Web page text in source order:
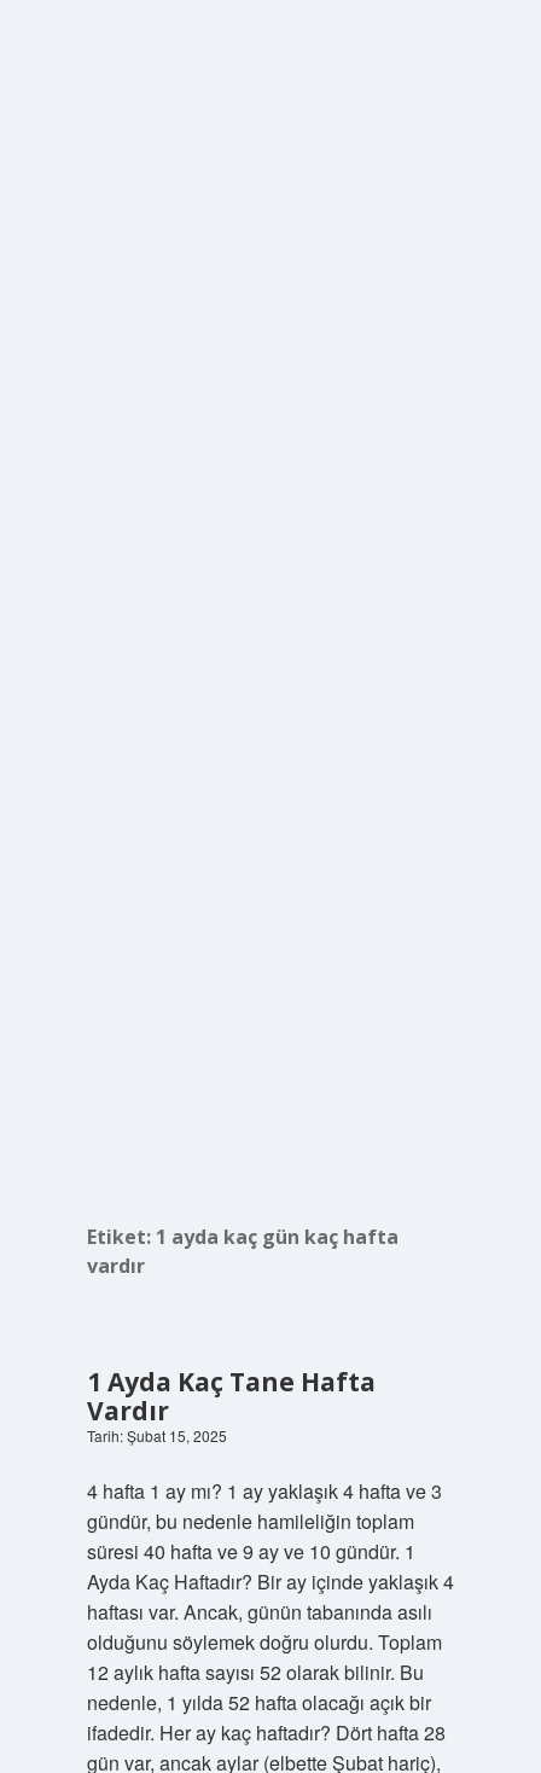
Etiket: 1 ayda kaç gün kaç hafta
vardır
1 Ayda Kaç Tane Hafta
Vardır
Tarih: Şubat 15, 2025
4 hafta 1 ay mı? 1 ay yaklaşık 4 hafta ve 3
gündür, bu nedenle hamileliğin toplam
süresi 40 hafta ve 9 ay ve 10 gündür. 1
Ayda Kaç Haftadır? Bir ay içinde yaklaşık 4
haftası var. Ancak, günün tabanında asılı
olduğunu söylemek doğru olurdu. Toplam
12 aylık hafta sayısı 52 olarak bilinir. Bu
nedenle, 1 yılda 52 hafta olacağı açık bir
ifadedir. Her ay kaç haftadır? Dört hafta 28
gün var, ancak aylar (elbette Şubat hariç),